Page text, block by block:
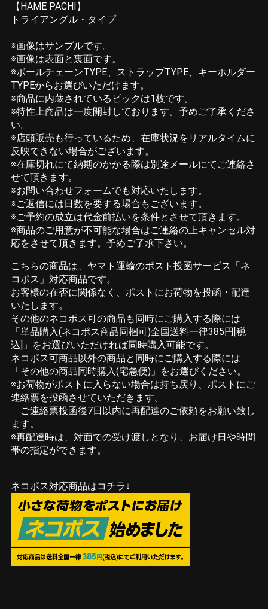
【HAME PACHI】
トライアングル・タイプ
※画像はサンプルです。
※画像は表面と裏面です。
※ボールチェーンTYPE、ストラップTYPE、キーホルダー
TYPEからお選びいただけます。
※商品に内蔵されているピックは1枚です。
※特性上商品は一度開封しております。予めご了承くださ
い。
※店頭販売も行っているため、在庫状況をリアルタイムに
反映できない場合がございます。
※在庫切れにて納期のかかる際は別途メールにてご連絡さ
せて頂きます。
※お問い合わせフォームでも対応いたします。
※ご返信には日数を要する場合もございます。
※ご予約の成立は代金前払いを条件とさせて頂きます。
※商品のご用意が不可能な場合はご連絡の上キャンセル対
応をさせて頂きます。予めご了承下さい。
こちらの商品は、ヤマト運輸のポスト投函サービス「ネ
コポス」対応商品です。
お客様の在否に関係なく、ポストにお荷物を投函・配達
いたします。
その他のネコポス可の商品も同時にご購入する際には
「単品購入(ネコポス商品同梱可)全国送料一律385円[税
込]」をお選びいただければ同時購入可能です。
ネコポス可商品以外の商品と同時にご購入する際には
「その他の商品同時購入(宅急便)」をお選びください。
※お荷物がポストに入らない場合は持ち戻り、ポストにご
連絡票を投函させていただきます。
ご連絡票投函後7日以内に再配達のご依頼をお願い致し
ます。
※再配達時は、対面での受け渡しとなり、お届け日や時間
帯の指定ができます。
ネコポス対応商品はコチラ↓